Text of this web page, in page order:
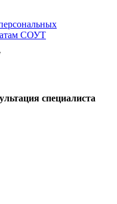
СОУТ
специалиста